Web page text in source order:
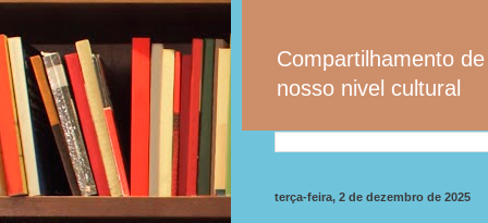
Compartilhamento
nosso nivel cultural
terça-feira, 2 de dezembro de 2025